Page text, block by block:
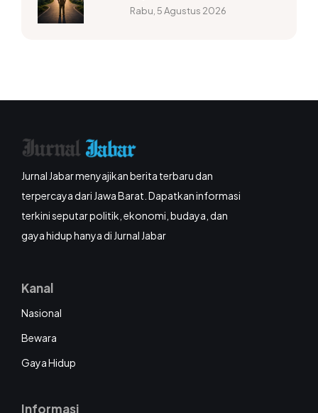
Rabu, 5 Agustus 2026
Jurnal Jabar menyajikan berita terbaru dan
terpercaya dari Jawa Barat. Dapatkan informasi
terkini seputar politik, ekonomi, budaya, dan
gaya hidup hanya di Jurnal Jabar
Kanal
Nasional
Bewara
Gaya Hidup
Informasi